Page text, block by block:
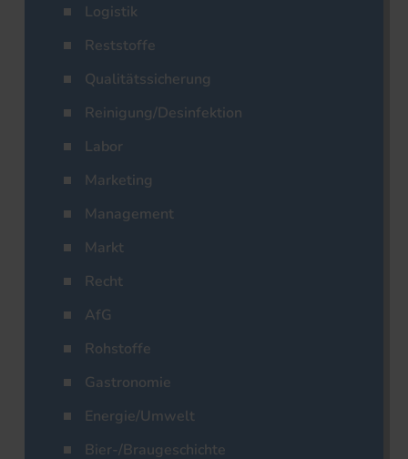
Logistik
Reststoffe
Qualitätssicherung
Reinigung/Desinfektion
Labor
Marketing
Management
Markt
Recht
AfG
Rohstoffe
Gastronomie
Energie/Umwelt
Bier-/Braugeschichte